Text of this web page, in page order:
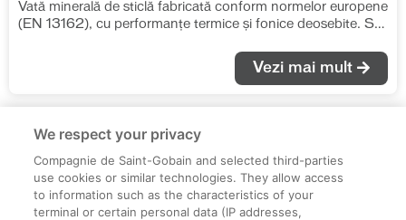
Vată minerală de sticlă fabricată conform normelor europene
(EN 13162), cu performanțe termice și fonice deosebite. Se
de aplicații, fără ca saltelele de vată să fie supuse unor
solicitări mecanice suplimentare. λ = 0.040 W/(m*K)
Vezi mai mult
We respect your privacy
Compagnie de Saint-Gobain and selected third-parties
use cookies or similar technologies. They allow access
to information such as the characteristics of your
terminal or certain personal data (IP addresses,